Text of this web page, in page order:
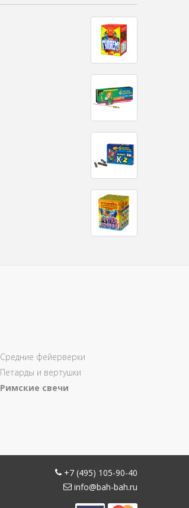
Средние фейерверки
Петарды и вертушки
Римские свечи
+7 (495) 105-90-40
info@bah-bah.ru